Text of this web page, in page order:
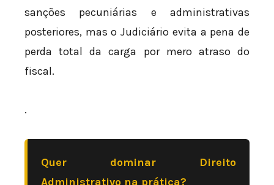
sanções pecuniárias e administrativas
posteriores, mas o Judiciário evita a pena de
perda total da carga por mero atraso do
fiscal.
.
Quer dominar Direito
Administrativo na prática?